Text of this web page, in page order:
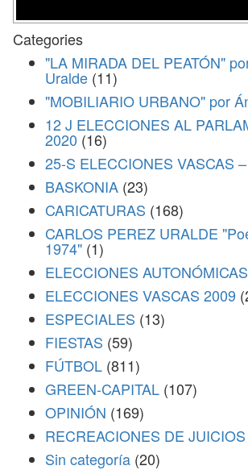
Categories
"LA MIRADA DEL PEATÓN"
Uralde (11)
"MOBILIARIO URBANO" por
12 J ELECCIONES AL
2020 (16)
25-S ELECCIONES VASCAS
BASKONIA (23)
CARICATURAS (168)
CARLOS PEREZ URALDE
1974" (1)
ELECCIONES
ELECCIONES VASCAS 2009
ESPECIALES (13)
FIESTAS (59)
FÚTBOL (811)
GREEN-CAPITAL (107)
OPINIÓN (169)
RECREACIONES DE JUICIOS
Sin categoría (20)